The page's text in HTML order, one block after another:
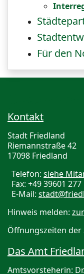
Für den
Kontakt
Stadt Friedland
Riemannstraße 42
17098 Friedland
Telefon: siehe
Fax: +49 39601 277
E-Mail:
Hinweis melden:
Öffnungszeiten
Das Amt
Amtsvorsteherin: